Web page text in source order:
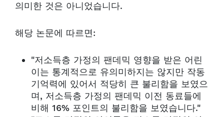
의미한 것은 아니었습니다.
해당 논문에 따르면:
"저소득층 가정의 팬데믹 영향을 받은 어린
이는 통계적으로 유의미하지는 않지만 작동
기억력에 있어서 적당히 큰 불리함을 보였으
며, 저소득층 가정의 팬데믹 이전 동료들에
비해 16% 포인트의 불리함을 보였습니다."